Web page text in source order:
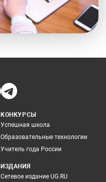
КОНКУРСЫ
Успешная школа
Образовательные технологии
Учитель года России
ИЗДАНИЯ
Сетевое издание UG.RU